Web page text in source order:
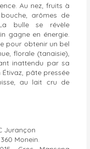
Au nez, fruits à
arômes de
bulle se révèle
gagne en énergie.
pour obtenir un bel
florale (tanaisie),
inattendu par sa
pâte pressée
au lait cru de
Monein.